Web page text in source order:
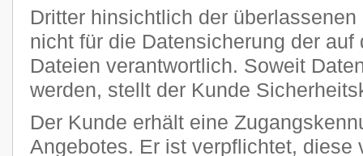
Dritter hinsichtlich der
nicht für die Datensicherung der
Dateien verantwortlich. Soweit
werden, stellt der Kunde
Der Kunde erhält eine
Angebotes. Er ist verpflichtet, diese